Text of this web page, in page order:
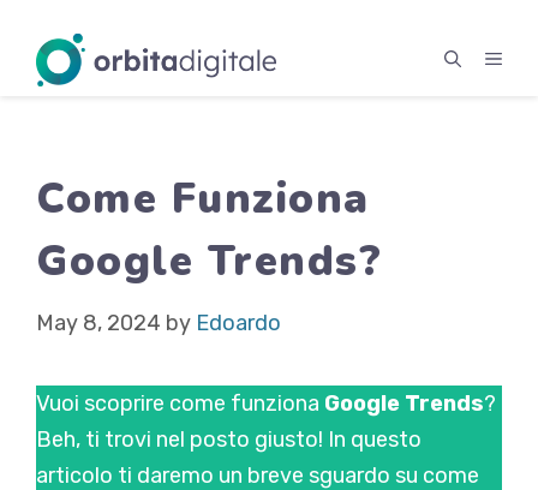
content
Come Funziona
Google Trends?
May 8, 2024 by Edoardo
Vuoi scoprire come funziona Google Trends?
Beh, ti trovi nel posto giusto! In questo
articolo ti daremo un breve sguardo su come